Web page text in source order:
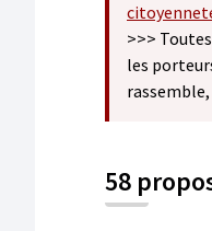
>>>
les
58